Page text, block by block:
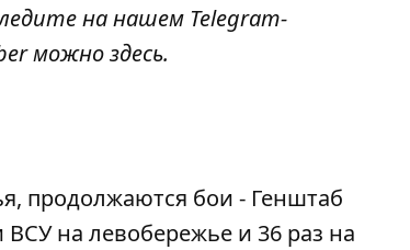
на нашем Telegram-
можноздесь.
продолжаются бои - Генштаб
на левобережье и 36 раз на